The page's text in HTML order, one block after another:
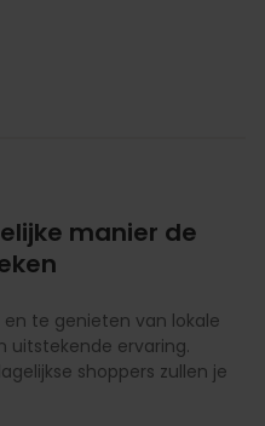
manier de
te genieten van lokale
uitstekende ervaring.
shoppers zullen je